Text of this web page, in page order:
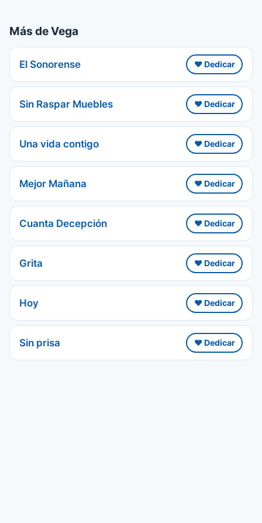
Más de Vega
El Sonorense ❤️ Dedicar
Sin Raspar Muebles ❤️ Dedicar
Una vida contigo ❤️ Dedicar
Mejor Mañana ❤️ Dedicar
Cuanta Decepción ❤️ Dedicar
Grita ❤️ Dedicar
Hoy ❤️ Dedicar
Sin prisa ❤️ Dedicar